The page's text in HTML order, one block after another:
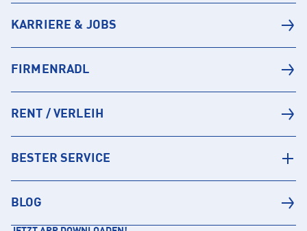
KARRIERE & JOBS
FIRMENRADL
RENT / VERLEIH
BESTER SERVICE
BLOG